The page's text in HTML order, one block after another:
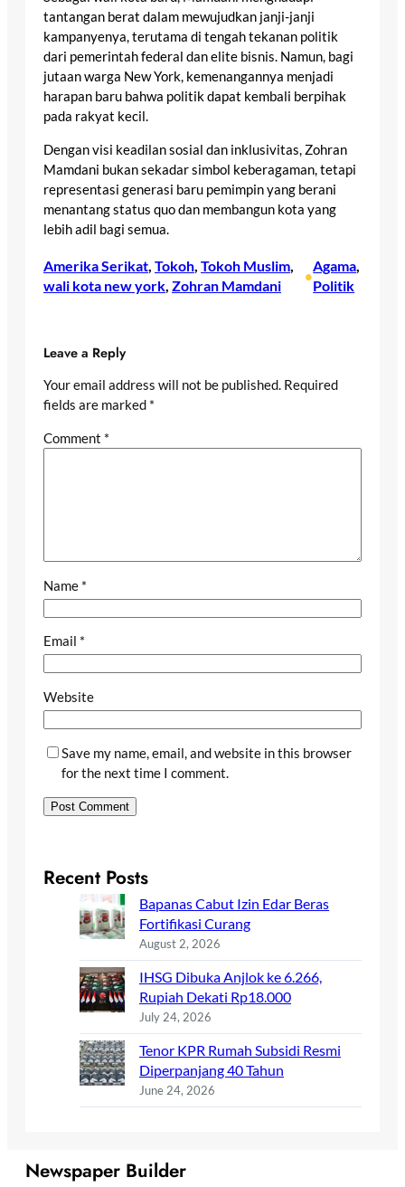
tantangan berat dalam mewujudkan janji-janji
kampanyenya, terutama di tengah tekanan politik
dari pemerintah federal dan elite bisnis. Namun, bagi
jutaan warga New York, kemenangannya menjadi
harapan baru bahwa politik dapat kembali berpihak
pada rakyat kecil.
Dengan visi keadilan sosial dan inklusivitas, Zohran
Mamdani bukan sekadar simbol keberagaman, tetapi
representasi generasi baru pemimpin yang berani
menantang status quo dan membangun kota yang
lebih adil bagi semua.
Amerika Serikat, Tokoh, Tokoh Muslim
wali kota new york, Zohran Mamdani
•
Agama
Politik
Leave a Reply
Your email address will not be published. Required
fields are marked *
Comment *
Name *
Email *
Website
Save my name, email, and website in this browser
for the next time I comment.
Recent Posts
Bapanas Cabut Izin Edar Beras
Fortifikasi Curang
August 2, 2026
IHSG Dibuka Anjlok ke 6.266,
Rupiah Dekati Rp18.000
July 24, 2026
Tenor KPR Rumah Subsidi Resmi
Diperpanjang 40 Tahun
June 24, 2026
Newspaper Builder